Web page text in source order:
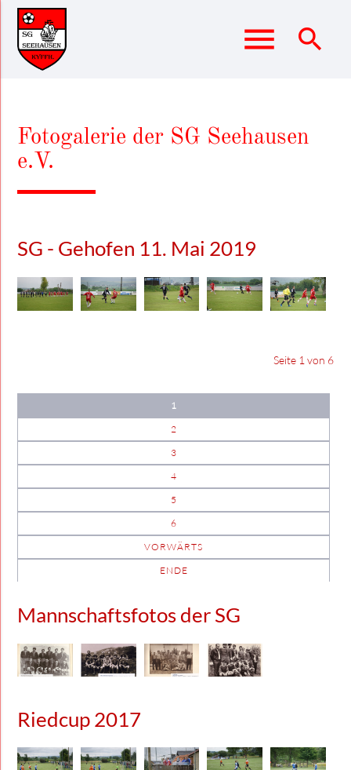
menu search
Fotogalerie der SG Seehausen
e.V.
SG - Gehofen 11. Mai 2019
Seite 1 von 6
1
2
3
4
5
6
VORWÄRTS
ENDE
Mannschaftsfotos der SG
Riedcup 2017